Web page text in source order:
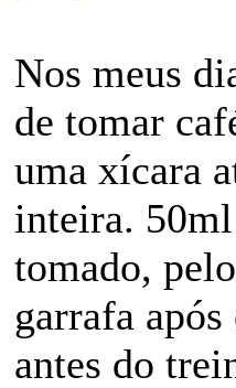
Nos meus
de tomar
uma xícara
inteira.
tomado,
garrafa
antes do